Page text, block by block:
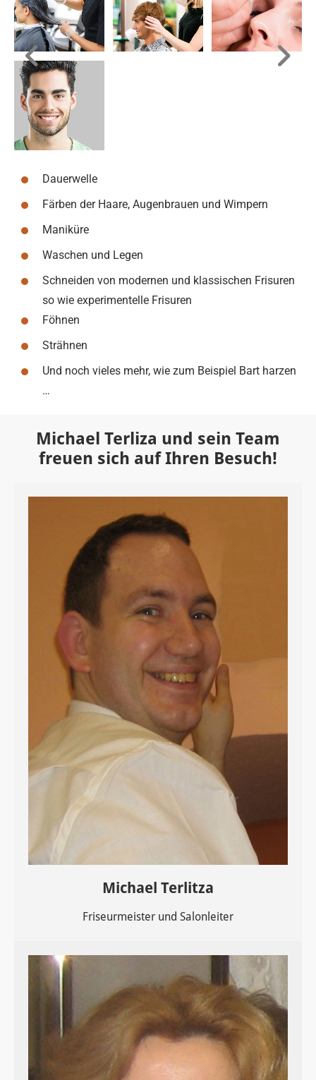
Dauerwelle
Färben der Haare, Augenbrauen und Wimpern
Maniküre
Waschen und Legen
Schneiden von modernen und klassischen Frisuren
so wie experimentelle Frisuren
Föhnen
Strähnen
Und noch vieles mehr, wie zum Beispiel Bart harzen
…
Michael Terliza und sein Team
freuen sich auf Ihren Besuch!
Michael Terlitza
Friseurmeister und Salonleiter